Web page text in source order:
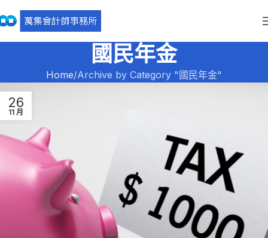
國民年金
Home Archive by Category "國民年金"
26
11 月